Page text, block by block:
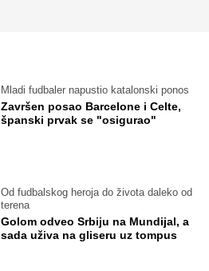
Mladi fudbaler napustio katalonski ponos
Završen posao Barcelone i Celte,
španski prvak se "osigurao"
Od fudbalskog heroja do života daleko od
terena
Golom odveo Srbiju na Mundijal, a
sada uživa na gliseru uz tompus